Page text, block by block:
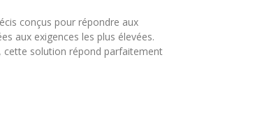
conçus pour répondre aux
aux exigences les plus élevées.
cette solution répond parfaitement